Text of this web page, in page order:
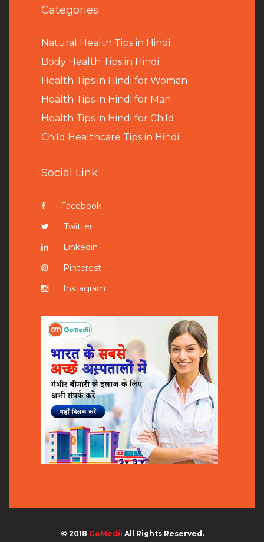
Categories
Natural Health Tips in Hindi
Body Health Tips in Hindi
Health Tips in Hindi for Woman
Health Tips in Hindi for Man
Health Tips in Hindi for Child
Child Healthcare Tips in Hindi
Social Link
Facebook
Twitter
Linkedin
Pinterest
Instagram
© 2018 GoMedii All Rights Reserved.